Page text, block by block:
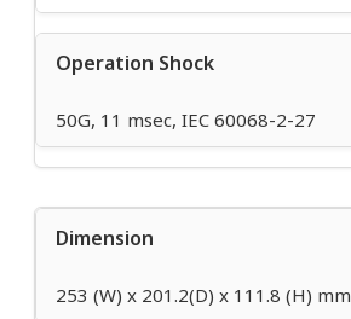
Operation Shock
50G, 11 msec, IEC 60068-2-27
Dimension
253 (W) x 201.2(D) x 111.8 (H) mm